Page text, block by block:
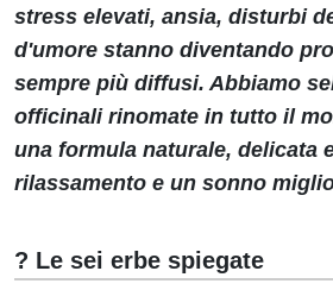
stress elevati, ansia, disturbi
d'umore stanno diventando
sempre più diffusi. Abbiamo
officinali rinomate in tutto il
una formula naturale, delicata
rilassamento e un sonno
? Le sei erbe spiegate